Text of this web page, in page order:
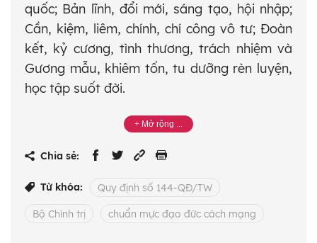
quốc; Bản lĩnh, đổi mới, sáng tạo, hội nhập;
Cần, kiệm, liêm, chính, chí công vô tư; Đoàn
kết, kỷ cương, tình thương, trách nhiệm và
Gương mẫu, khiêm tốn, tu dưỡng rèn luyện,
học tập suốt đời.
Chia sẻ:
Từ khóa: Quy định số 144-QĐ/TW
Bộ Chính trị chuẩn mực đạo đức cách mạng